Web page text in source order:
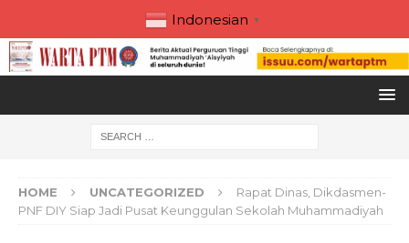
Indonesian ▼
HOME UNCATEGORIZED
Rapat Dinas, Dikdasmen-
PNF DIY Siap Jadi Pusat Keunggulan Sekolah Muhammadiyah